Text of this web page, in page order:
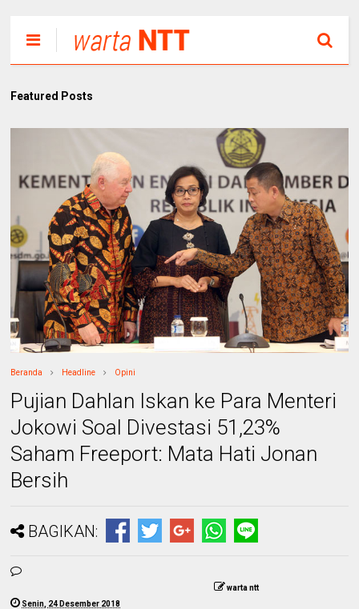
Featured Posts
Beranda Headline Opini
Pujian Dahlan Iskan ke Para Menteri
Jokowi Soal Divestasi 51,23%
Saham Freeport: Mata Hati Jonan
Bersih
BAGIKAN:
warta ntt
Senin, 24 Desember 2018